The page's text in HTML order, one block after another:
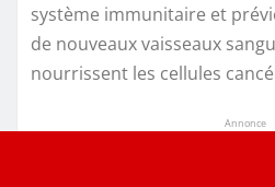
système immunitaire et
de nouveaux vaisseaux
nourrissent les cellules
Annonce